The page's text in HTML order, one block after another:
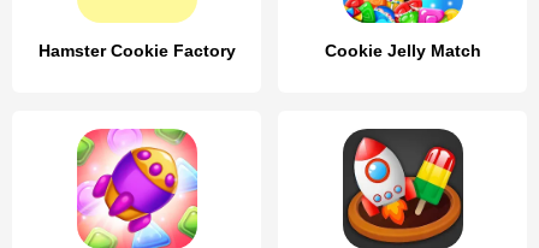
Hamster Cookie Factory Cookie Jelly Match